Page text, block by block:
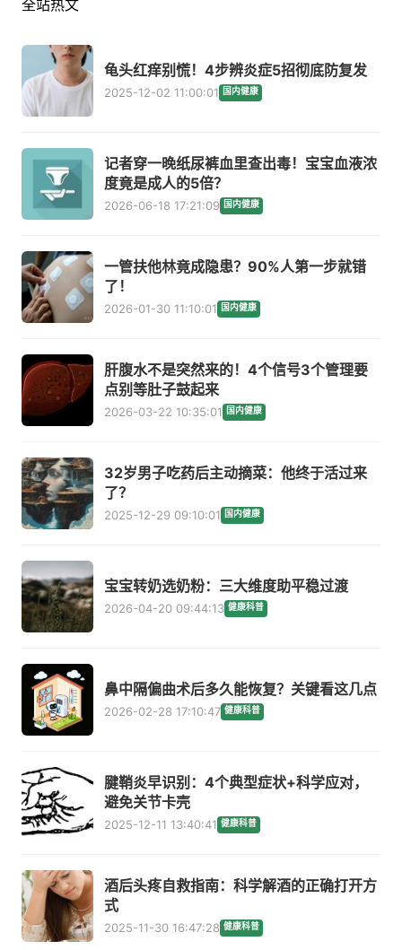
全站热文
龟头红痒别慌！4步辨炎症5招彻底防复发
2025-12-02 11:00:01 国内健康
记者穿一晚纸尿裤血里查出毒！宝宝血液浓
度竟是成人的5倍？
2026-06-18 17:21:09 国内健康
一管扶他林竟成隐患？90%人第一步就错
了！
2026-01-30 11:10:01 国内健康
肝腹水不是突然来的！4个信号3个管理要
点别等肚子鼓起来
2026-03-22 10:35:01 国内健康
32岁男子吃药后主动摘菜：他终于活过来
了？
2025-12-29 09:10:01 国内健康
宝宝转奶选奶粉：三大维度助平稳过渡
2026-04-20 09:44:13 健康科普
鼻中隔偏曲术后多久能恢复？关键看这几点
2026-02-28 17:10:47 健康科普
腱鞘炎早识别：4个典型症状+科学应对，
避免关节卡壳
2025-12-11 13:40:41 健康科普
酒后头疼自救指南：科学解酒的正确打开方
式
2025-11-30 16:47:28 健康科普